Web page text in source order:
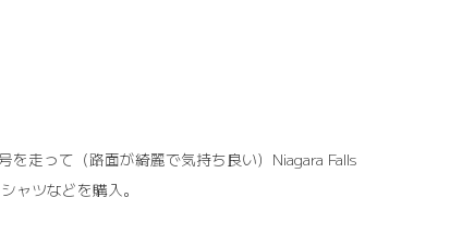
走って（路面が綺麗で気持ち良い）Niagara Falls
ャツなどを購入。